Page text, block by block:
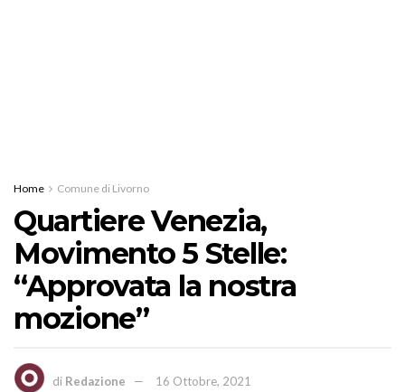
Home Comune di Livorno
Quartiere Venezia,
Movimento 5 Stelle:
“Approvata la nostra
mozione”
di Redazione 16 Ottobre, 2021